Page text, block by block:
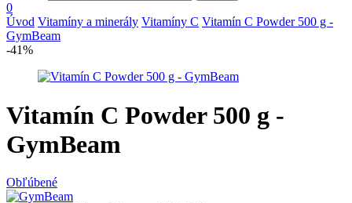
0
Úvod Vitamíny a minerály Vitamíny C Vitamín C Powder 500 g -
GymBeam
-41%
Vitamín C Powder 500 g -
GymBeam
Obľúbené